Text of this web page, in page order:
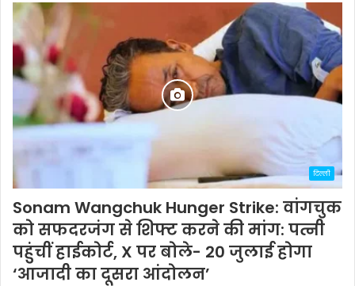
दिल्ली
Sonam Wangchuk Hunger Strike: वांगचुक
को सफदरजंग से शिफ्ट करने की मांग: पत्नी
पहुंचीं हाईकोर्ट, X पर बोले- 20 जुलाई होगा
‘आजादी का दूसरा आंदोलन’